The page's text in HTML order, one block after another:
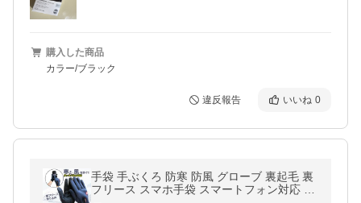
購入した商品
カラー/ブラック
違反報告 いいね 0
手袋 手ぶくろ 防寒 防風 グローブ 裏起毛 裏
フリース スマホ手袋 スマートフォン対応 タ